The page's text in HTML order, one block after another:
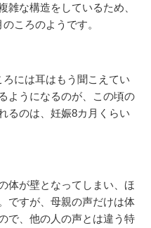
雑な構造をしているため、
ころのようです。
には耳はもう聞こえてい
ようになるのが、この頃の
るのは、妊娠8カ月くらい
体が壁となってしまい、ほ
ですが、母親の声だけは体
で、他の人の声とは違う特